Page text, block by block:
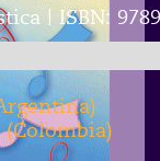
ISBN:
)
(Colombia)